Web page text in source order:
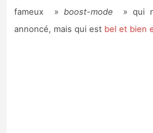
fameux » boost-mode » qui
annoncé, mais qui est bel et bien